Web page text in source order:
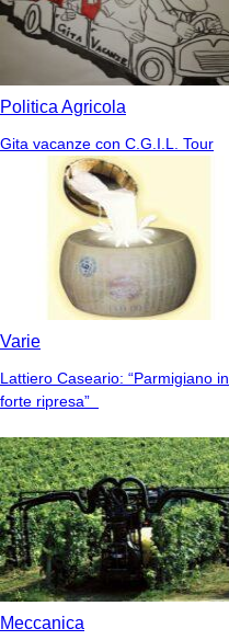
Politica Agricola
Gita vacanze con C.G.I.L. Tour
Varie
Lattiero Caseario: “Parmigiano in
forte ripresa”
Meccanica